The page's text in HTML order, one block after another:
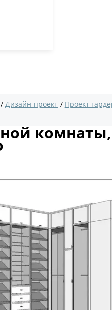
Дизайн-проект Проект